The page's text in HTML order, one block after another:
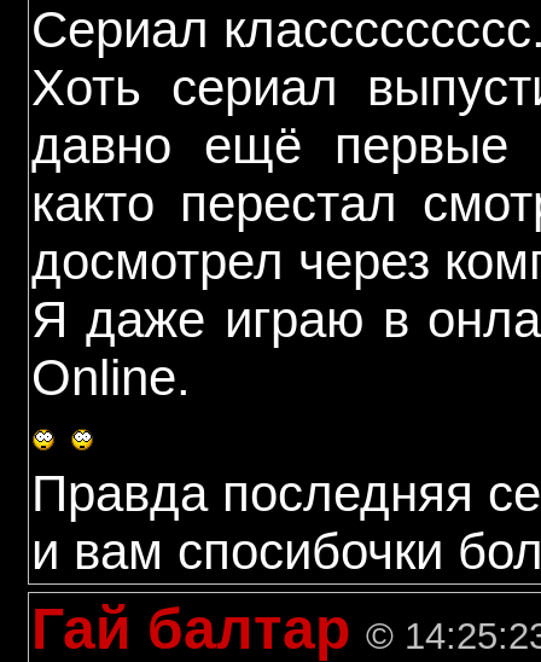
Сериал
Хоть сериал
давно ещё первые
както перестал
досмотрел через
Я даже играю в
Online.
Правда последняя
и вам спосибочки
Гай балтар ©